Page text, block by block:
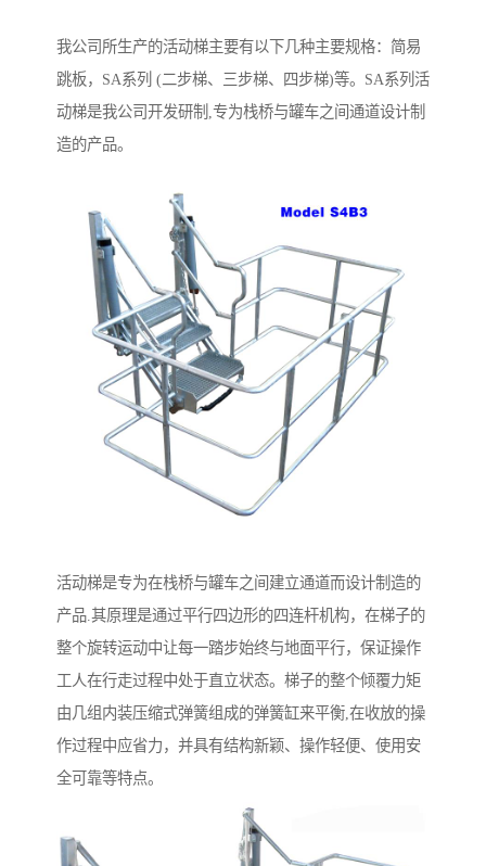
我公司所生产的活动梯主要有以下几种主要规格：简易
跳板，SA系列 (二步梯、三步梯、四步梯)等。SA系列活
动梯是我公司开发研制,专为栈桥与罐车之间通道设计制
造的产品。
活动梯是专为在栈桥与罐车之间建立通道而设计制造的
产品.其原理是通过平行四边形的四连杆机构，在梯子的
整个旋转运动中让每一踏步始终与地面平行，保证操作
工人在行走过程中处于直立状态。梯子的整个倾覆力矩
由几组内装压缩式弹簧组成的弹簧缸来平衡,在收放的操
作过程中应省力，并具有结构新颖、操作轻便、使用安
全可靠等特点。